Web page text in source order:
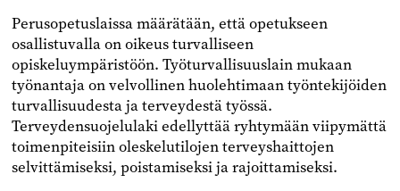
Perusopetuslaissa määrätään, että opetukseen
osallistuvalla on oikeus turvalliseen
opiskeluympäristöön. Työturvallisuuslain mukaan
työnantaja on velvollinen huolehtimaan työntekijöiden
turvallisuudesta ja terveydestä työssä.
Terveydensuojelulaki edellyttää ryhtymään viipymättä
toimenpiteisiin oleskelutilojen terveyshaittojen
selvittämiseksi, poistamiseksi ja rajoittamiseksi.